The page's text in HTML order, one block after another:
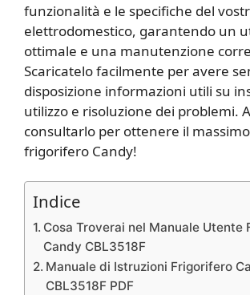
funzionalità e le specifiche del
elettrodomestico, garantendo un
ottimale e una manutenzione
Scaricatelo facilmente per avere
disposizione informazioni utili su
utilizzo e risoluzione dei problemi.
consultarlo per ottenere il
frigorifero Candy!
Indice
Cosa Troverai nel Manuale Utente
Candy CBL3518F
Manuale di Istruzioni Frigorifero
CBL3518F PDF